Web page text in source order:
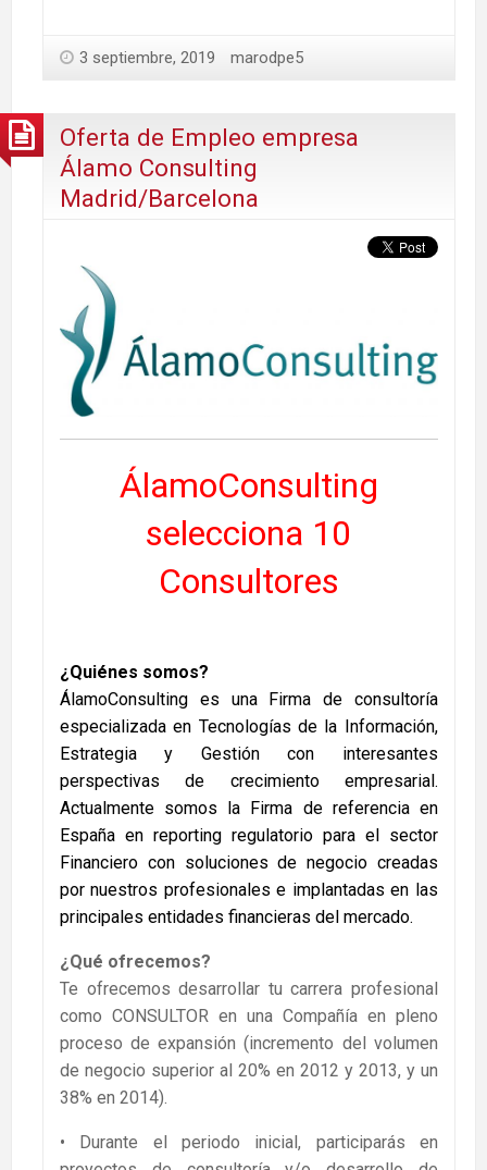
3 septiembre, 2019 marodpe5
Oferta de Empleo empresa
Álamo Consulting
Madrid/Barcelona
ÁlamoConsulting
selecciona 10
Consultores
¿Quiénes somos?
ÁlamoConsulting es una Firma de consultoría
especializada en Tecnologías de la Información,
Estrategia y Gestión con interesantes
perspectivas de crecimiento empresarial.
Actualmente somos la Firma de referencia en
España en reporting regulatorio para el sector
Financiero con soluciones de negocio creadas
por nuestros profesionales e implantadas en las
principales entidades financieras del mercado.
¿Qué ofrecemos?
Te ofrecemos desarrollar tu carrera profesional
como CONSULTOR en una Compañía en pleno
proceso de expansión (incremento del volumen
de negocio superior al 20% en 2012 y 2013, y un
38% en 2014).
• Durante el periodo inicial, participarás en